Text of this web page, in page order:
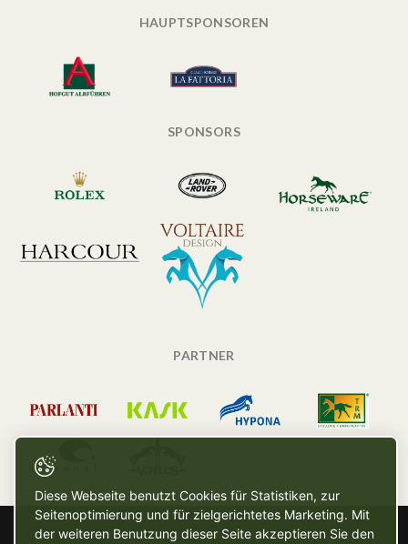
HAUPTSPONSOREN
SPONSORS
PARTNER
Diese Webseite benutzt Cookies für Statistiken, zur
Seitenoptimierung und für zielgerichtetes Marketing. Mit
der weiteren Benutzung dieser Seite akzeptieren Sie den